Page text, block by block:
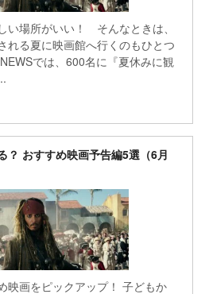
い場所がいい！ そんなときは、
れる夏に映画館へ行くのもひとつ
では、600名に『夏休みに観
？ おすすめ映画予告編5選（6月
映画をピックアップ！ 子どもか